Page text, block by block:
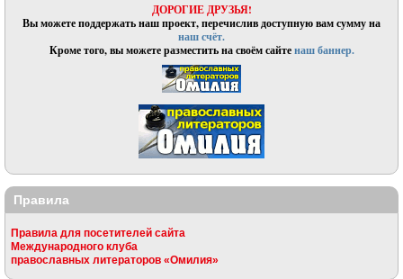
ДОРОГИЕ ДРУЗЬЯ!
Вы можете поддержать наш проект, перечислив доступную вам сумму на
наш счёт.
Кроме того, вы можете разместить на своём сайтенаш баннер.
Правила
Правила для посетителей сайта
Международного клуба
православных литераторов «Омилия»